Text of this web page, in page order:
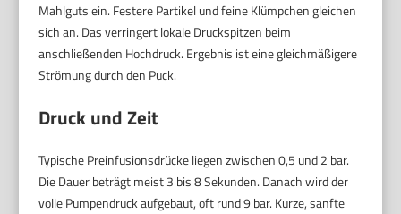
Mahlguts ein. Festere Partikel und feine Klümpchen gleichen
sich an. Das verringert lokale Druckspitzen beim
anschließenden Hochdruck. Ergebnis ist eine gleichmäßigere
Strömung durch den Puck.
Druck und Zeit
Typische Preinfusionsdrücke liegen zwischen 0,5 und 2 bar.
Die Dauer beträgt meist 3 bis 8 Sekunden. Danach wird der
volle Pumpendruck aufgebaut, oft rund 9 bar. Kurze, sanfte